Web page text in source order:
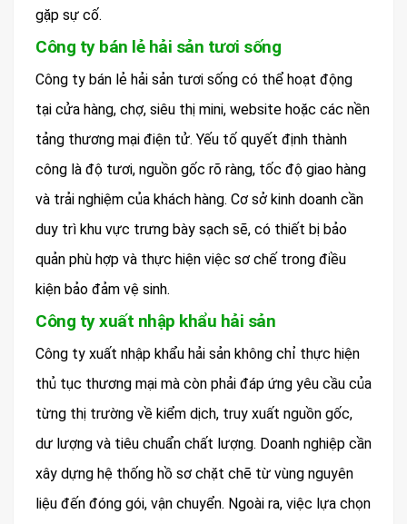
gặp sự cố.
Công ty bán lẻ hải sản tươi sống
Công ty bán lẻ hải sản tươi sống có thể hoạt động
tại cửa hàng, chợ, siêu thị mini, website hoặc các nền
tảng thương mại điện tử. Yếu tố quyết định thành
công là độ tươi, nguồn gốc rõ ràng, tốc độ giao hàng
và trải nghiệm của khách hàng. Cơ sở kinh doanh cần
duy trì khu vực trưng bày sạch sẽ, có thiết bị bảo
quản phù hợp và thực hiện việc sơ chế trong điều
kiện bảo đảm vệ sinh.
Công ty xuất nhập khẩu hải sản
Công ty xuất nhập khẩu hải sản không chỉ thực hiện
thủ tục thương mại mà còn phải đáp ứng yêu cầu của
từng thị trường về kiểm dịch, truy xuất nguồn gốc,
dư lượng và tiêu chuẩn chất lượng. Doanh nghiệp cần
xây dựng hệ thống hồ sơ chặt chẽ từ vùng nguyên
liệu đến đóng gói, vận chuyển. Ngoài ra, việc lựa chọn